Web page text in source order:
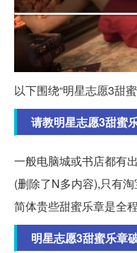
以下围绕“明星志愿3甜
请教明星志愿3甜蜜
一般电脑城或书店都有
(删除了N多内容),只有
简体贵些甜蜜乐章是全
明星志愿3甜蜜乐章